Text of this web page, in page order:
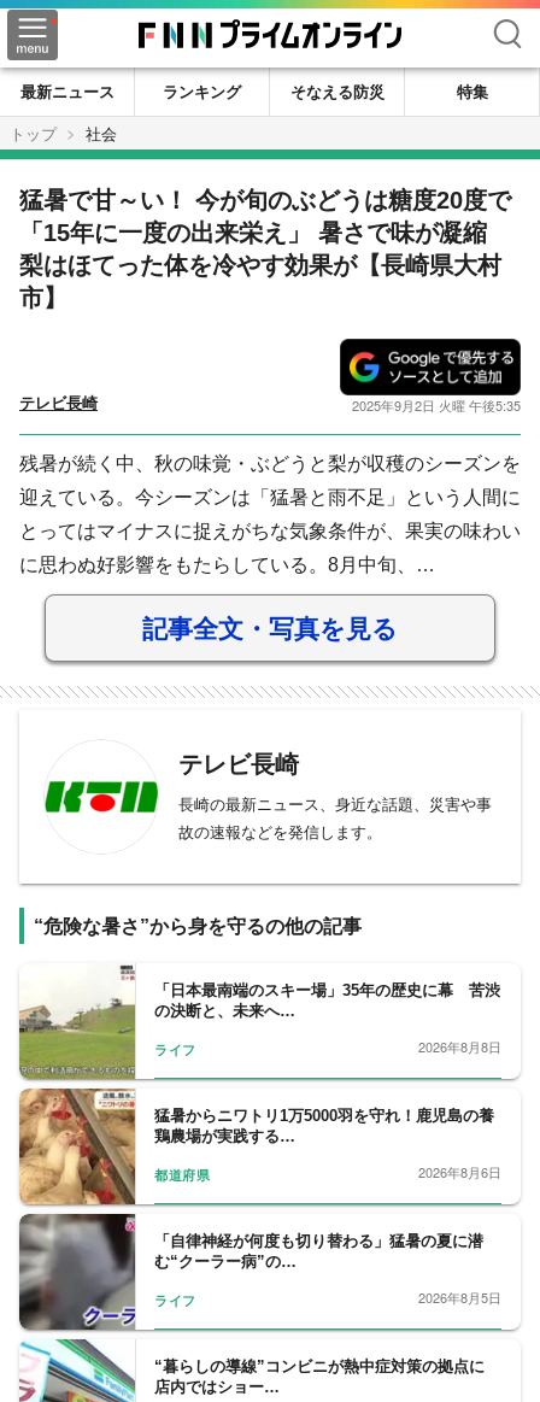
検索
最新ニュース ランキング そなえる防災
特集
トップ
社会
猛暑で甘～い！ 今が旬のぶどうは糖度20度で
「15年に一度の出来栄え」 暑さで味が凝縮
梨はほてった体を冷やす効果が【長崎県大村
市】
テレビ長崎 2025年9月2日 火曜 午後5:35
残暑が続く中、秋の味覚・ぶどうと梨が収穫のシーズンを
迎えている。今シーズンは「猛暑と雨不足」という人間に
とってはマイナスに捉えがちな気象条件が、果実の味わい
に思わぬ好影響をもたらしている。8月中旬、…
記事全文・写真を見る
テレビ長崎
長崎の最新ニュース、身近な話題、災害や事
故の速報などを発信します。
“危険な暑さ”から身を守るの他の記事
「日本最南端のスキー場」35年の歴史に幕 苦渋
の決断と、未来へ…
ライフ 2026年8月8日
猛暑からニワトリ1万5000羽を守れ！鹿児島の養
鶏農場が実践する…
都道府県 2026年8月6日
「自律神経が何度も切り替わる」猛暑の夏に潜
む“クーラー病”の…
ライフ 2026年8月5日
“暮らしの導線”コンビニが熱中症対策の拠点に
店内ではショー…